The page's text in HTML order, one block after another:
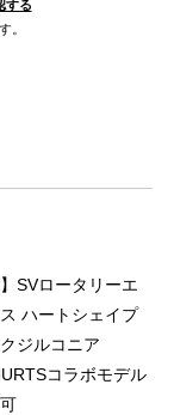
する
。
】SVロータリーエ
ハートシェイプ
ジルコニア
コラボモデル